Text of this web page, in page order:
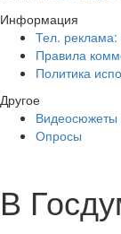
Информация
Тел. реклама:
Правила
Политика
Другое
Видеосюжеты
Опросы
В